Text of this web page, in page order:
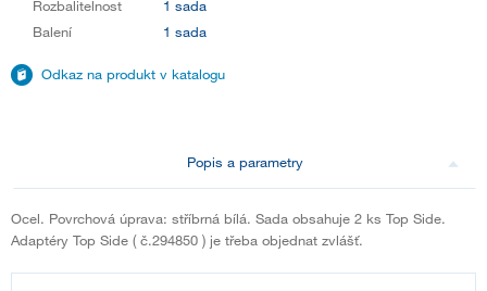
Rozbalitelnost
1 sada
Balení
1 sada
Odkaz na produkt v katalogu
Popis a parametry
Ocel. Povrchová úprava: stříbrná bílá. Sada obsahuje 2 ks Top Side.
Adaptéry Top Side ( č.294850 ) je třeba objednat zvlášť.